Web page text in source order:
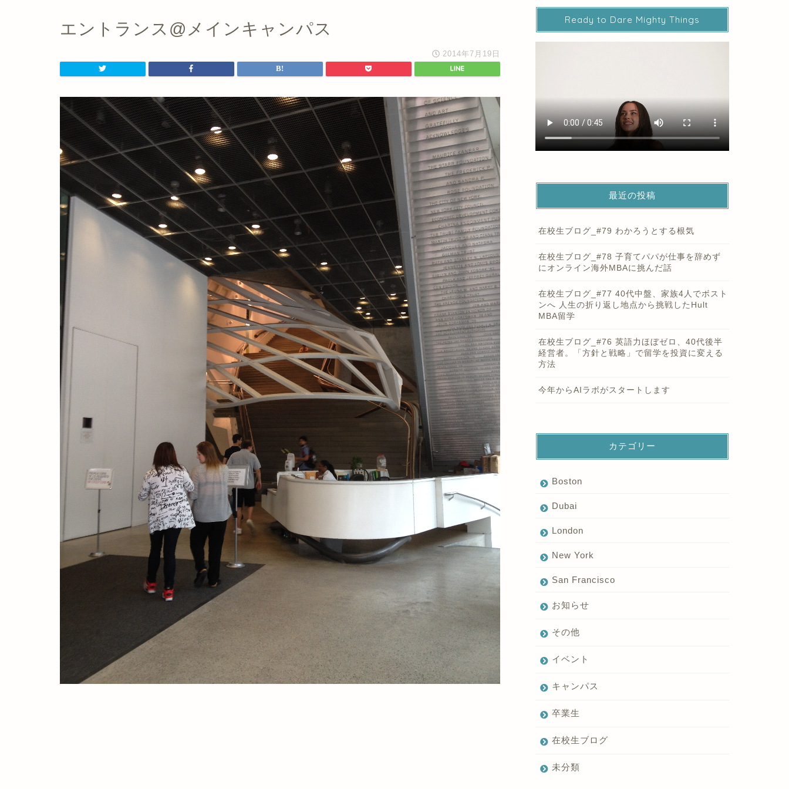
エントランス@メインキャンパス
2014年7月19日
Ready to Dare Mighty Things
最近の投稿
在校生ブログ_#79 わかろうとする根気
在校生ブログ_#78 子育てパパが仕事を辞めず
にオンライン海外MBAに挑んだ話
在校生ブログ_#77 40代中盤、家族4人でボスト
ンへ 人生の折り返し地点から挑戦したHult
MBA留学
在校生ブログ_#76 英語力ほぼゼロ、40代後半
経営者。「方針と戦略」で留学を投資に変える
方法
今年からAIラボがスタートします
カテゴリー
Boston
Dubai
London
New York
San Francisco
お知らせ
その他
イベント
キャンパス
卒業生
在校生ブログ
未分類